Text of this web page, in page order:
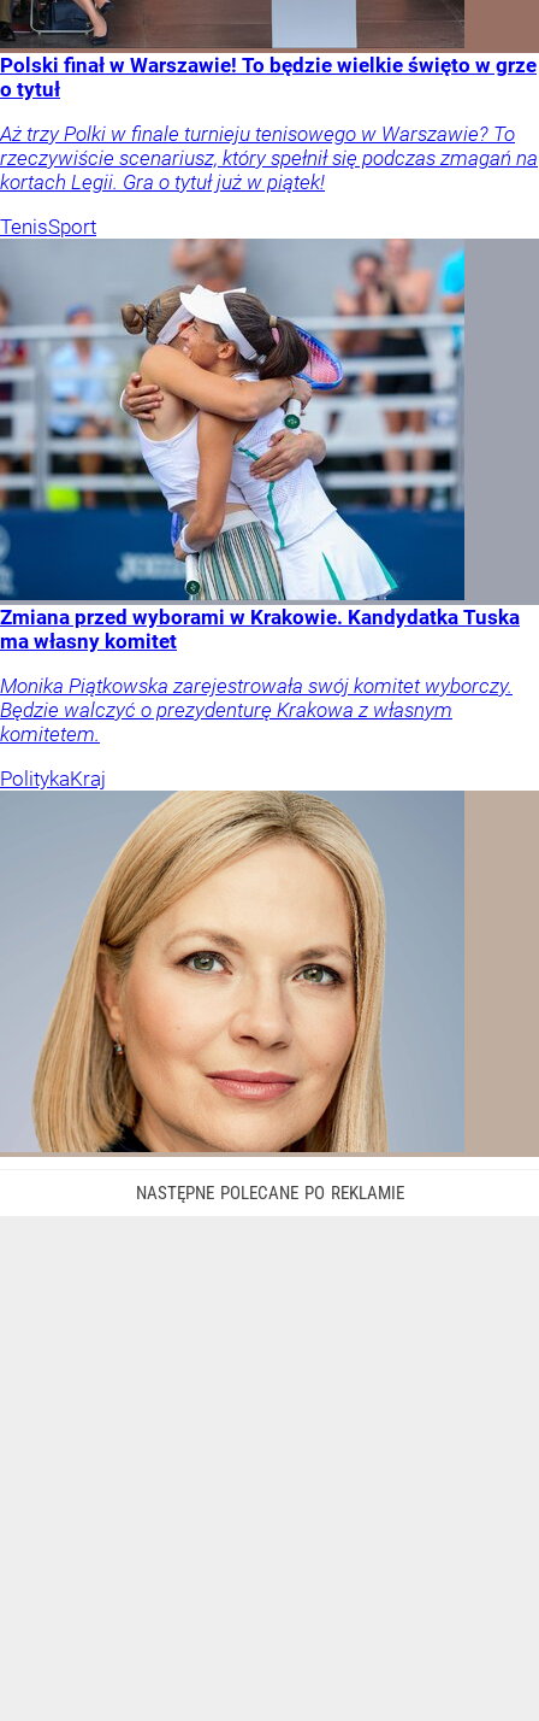
Polski finał w Warszawie! To będzie wielkie święto w grze
o tytuł
Aż trzy Polki w finale turnieju tenisowego w Warszawie? To
rzeczywiście scenariusz, który spełnił się podczas zmagań na
kortach Legii. Gra o tytuł już w piątek!
TenisSport
Zmiana przed wyborami w Krakowie. Kandydatka Tuska
ma własny komitet
Monika Piątkowska zarejestrowała swój komitet wyborczy.
Będzie walczyć o prezydenturę Krakowa z własnym
komitetem.
PolitykaKraj